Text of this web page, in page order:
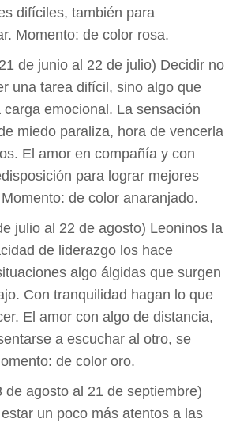
difíciles, también para
Momento: de color rosa.
de junio al 22 de julio) Decidir no
una tarea difícil, sino algo que
carga emocional. La sensación
miedo paraliza, hora de vencerla
El amor en compañía y con
para lograr mejores
de color anaranjado.
julio al 22 de agosto) Leoninos la
de liderazgo los hace
algo álgidas que surgen
Con tranquilidad hagan lo que
El amor con algo de distancia,
a escuchar al otro, se
de color oro.
de agosto al 21 de septiembre)
un poco más atentos a las